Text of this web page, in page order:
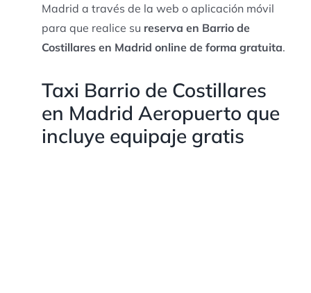
Madrid a través de la web o aplicación móvil
para que realice su reserva en Barrio de
Costillares en Madrid online de forma gratuita.
Taxi Barrio de Costillares
en Madrid Aeropuerto que
incluye equipaje gratis